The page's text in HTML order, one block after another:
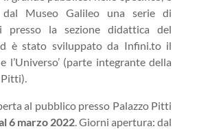
dal Museo Galileo una serie di
presso la sezione didattica del
è stato sviluppato da Infini.to il
l’Universo’ (parte integrante della
Pitti).
al pubblico presso Palazzo Pitti
6 marzo 2022. Giorni apertura: dal